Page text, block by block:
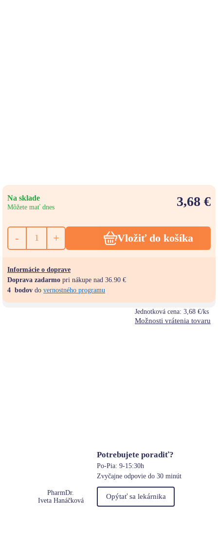
Na sklade
Môžete mať dnes 3,68 €
- + Vložiť do košíka
Informácie o doprave
Doprava zadarmo pri nákupe nad 36.90 €
4 bodov do vernostného programu
Jednotková cena: 3,68 €/ks
Možnosti vrátenia tovaru
PharmDr.
Iveta Hanáčková
Potrebujete poradiť?
Po-Pia: 9-15:30h
Zvyčajne odpovie do 30 minút
Opýtať sa lekárnika